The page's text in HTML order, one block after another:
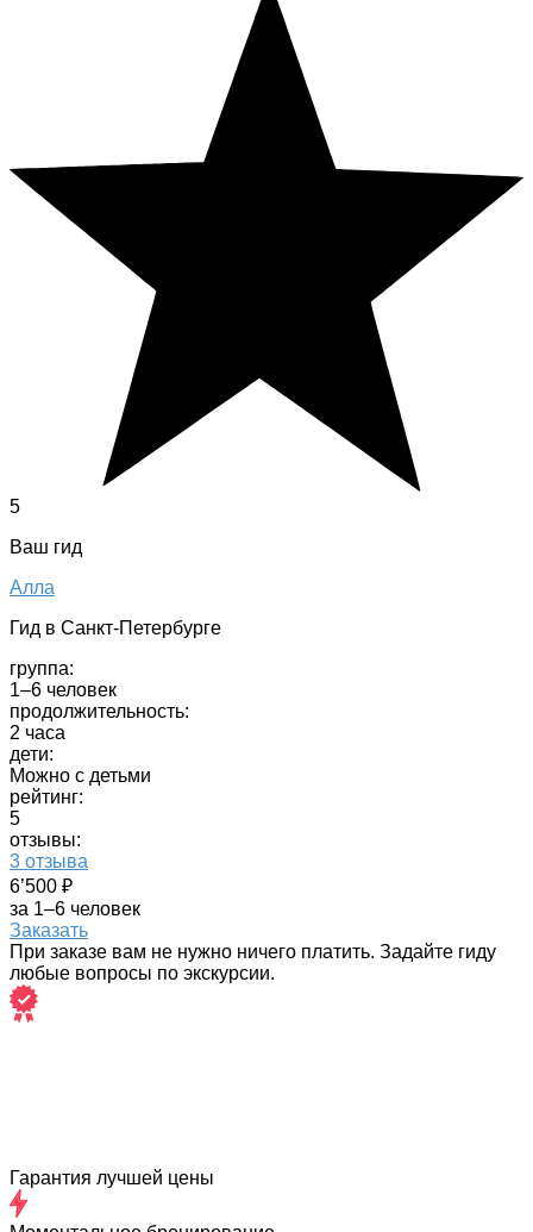
5
Ваш гид
Алла
Гид в Санкт-Петербурге
группа:
1–6 человек
продолжительность:
2 часа
дети:
Можно с детьми
рейтинг:
5
отзывы:
3 отзыва
6’500 ₽
за 1–6 человек
Заказать
При заказе вам не нужно ничего платить. Задайте гиду
любые вопросы по экскурсии.
Гарантия лучшей цены